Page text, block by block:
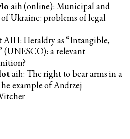
aih (online): Municipal and
Ukraine: problems of legal
AIH: Heraldry as “Intangible,
a relevant
aih: The right to bear arms in a
example of Andrzej